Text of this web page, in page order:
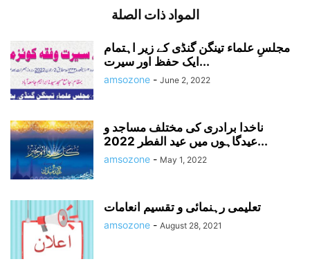
المواد ذات الصلة
مجلسِ علماء تینگن گنڈی کے زیر اہتمام
ایک حفظ اور سیرت...
amsozone - June 2, 2022
ناخدا برادری کی مختلف مساجد و
عیدگاہوں میں عید الفطر 2022...
amsozone - May 1, 2022
تعلیمی رہنمائی و تقسیم انعامات
amsozone - August 28, 2021